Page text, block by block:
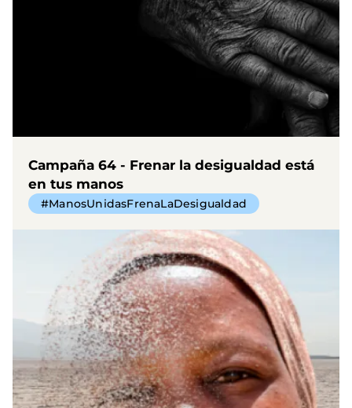
Campaña 64 - Frenar la desigualdad está
en tus manos
#ManosUnidasFrenaLaDesigualdad